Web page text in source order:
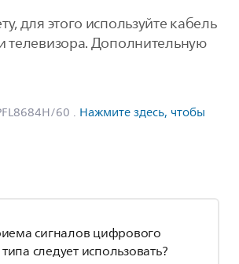
для этого используйте кабель
телевизора. Дополнительную
60 . Нажмите здесь, чтобы
сигналов цифрового
следует использовать?